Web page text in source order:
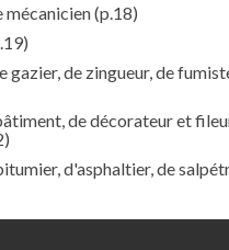
mécanicien(p.18)
gazier, de zingueur, de
de décorateur et
d'asphaltier, de